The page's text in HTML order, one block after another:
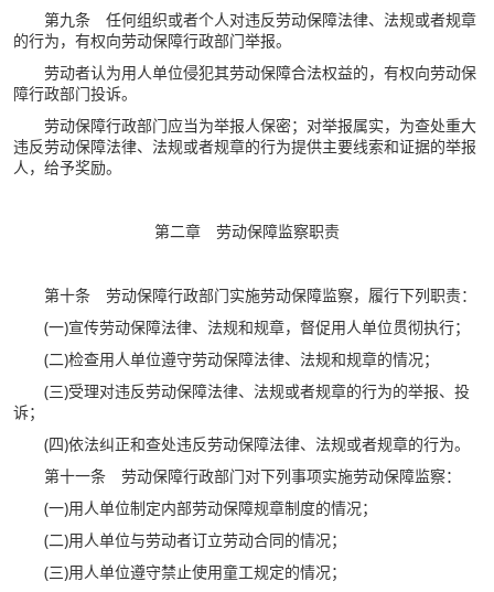
第九条 任何组织或者个人对违反劳动保障法律、法规或者规章
的行为，有权向劳动保障行政部门举报。
劳动者认为用人单位侵犯其劳动保障合法权益的，有权向劳动保
障行政部门投诉。
劳动保障行政部门应当为举报人保密；对举报属实，为查处重大
违反劳动保障法律、法规或者规章的行为提供主要线索和证据的举报
人，给予奖励。
第二章 劳动保障监察职责
第十条 劳动保障行政部门实施劳动保障监察，履行下列职责：
(一)宣传劳动保障法律、法规和规章，督促用人单位贯彻执行；
(二)检查用人单位遵守劳动保障法律、法规和规章的情况；
(三)受理对违反劳动保障法律、法规或者规章的行为的举报、投
诉；
(四)依法纠正和查处违反劳动保障法律、法规或者规章的行为。
第十一条 劳动保障行政部门对下列事项实施劳动保障监察：
(一)用人单位制定内部劳动保障规章制度的情况；
(二)用人单位与劳动者订立劳动合同的情况；
(三)用人单位遵守禁止使用童工规定的情况；